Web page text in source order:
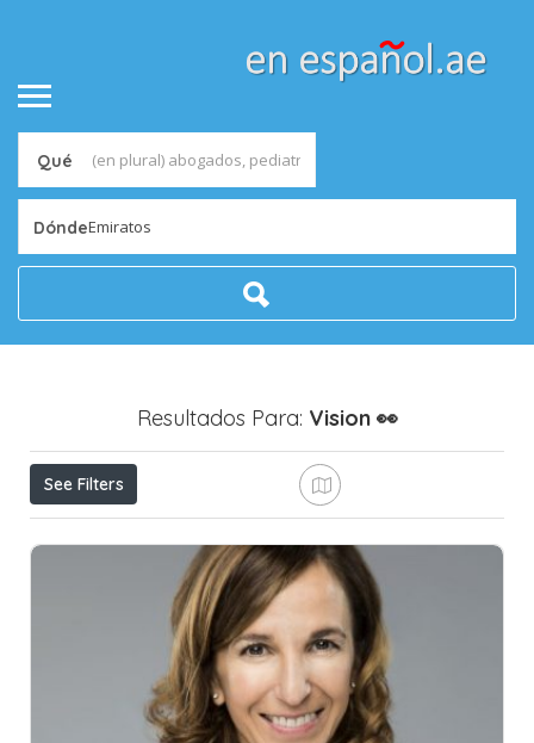
Qué
DóndeEmiratos
Resultados Para: Vision 👀
See Filters